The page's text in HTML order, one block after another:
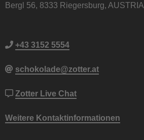
Bergl 56, 8333 Riegersburg, AUSTRIA
+43 3152 5554
schokolade@zotter.at
Zotter Live Chat
Weitere Kontaktinformationen